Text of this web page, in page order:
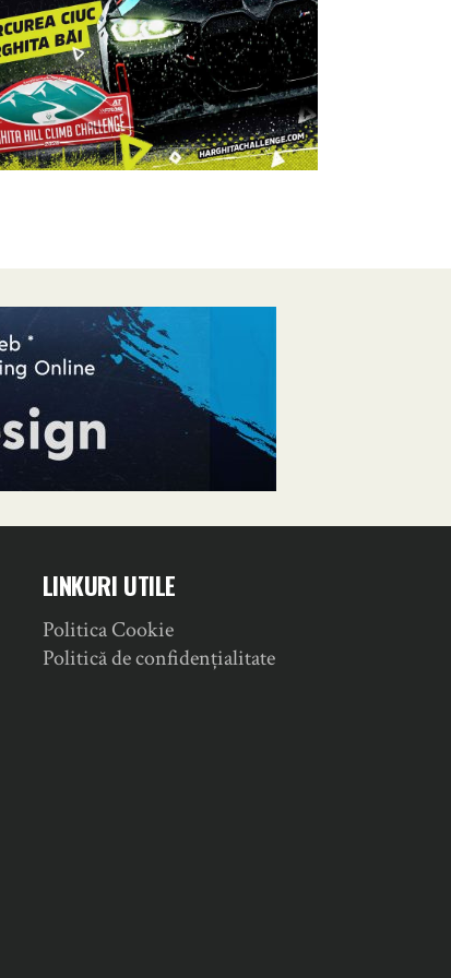
LINKURI UTILE
Politica Cookie
Politică de confidențialitate